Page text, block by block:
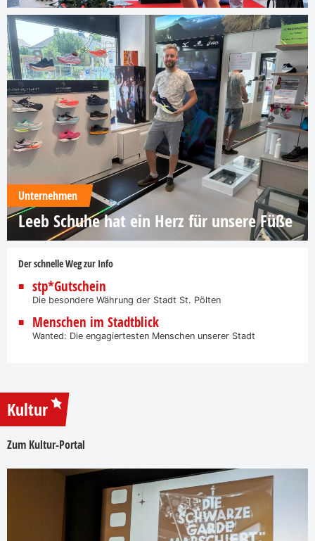
Unternehmen
Leeb Schuhe hat ein Herz für unsere Füße
Der schnelle Weg zur Info
stp*Gutschein
Die besondere Währung der Stadt St. Pölten
Menschen im Stadtblick
Wanted: Die engagiertesten Menschen unserer Stadt
Kultur
Zum Kultur-Portal